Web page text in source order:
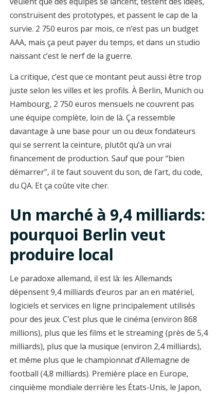
construisent des prototypes, et passent le cap de la
survie. 2 750 euros par mois, ce n’est pas un budget
AAA, mais ça peut payer du temps, et dans un studio
naissant c’est le nerf de la guerre.
La critique, c’est que ce montant peut aussi être trop
juste selon les villes et les profils. À Berlin, Munich ou
Hambourg, 2 750 euros mensuels ne couvrent pas
une équipe complète, loin de là. Ça ressemble
davantage à une base pour un ou deux fondateurs
qui se serrent la ceinture, plutôt qu’à un vrai
financement de production. Sauf que pour “bien
démarrer”, il te faut souvent du son, de l’art, du code,
du QA. Et ça coûte vite cher.
Un marché à 9,4 milliards:
pourquoi Berlin veut
produire local
Le paradoxe allemand, il est là: les Allemands
dépensent 9,4 milliards d’euros par an en matériel,
logiciels et services en ligne principalement utilisés
pour des jeux. C’est plus que le cinéma (environ 868
millions), plus que les films et le streaming (près de 5,4
milliards), plus que la musique (environ 2,4 milliards),
et même plus que le championnat d’Allemagne de
football (4,8 milliards). Première place en Europe,
cinquième mondiale derrière les États-Unis, le Japon,